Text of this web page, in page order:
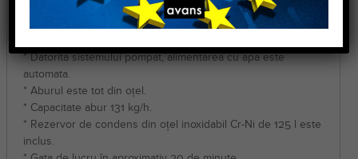
* Functioneaza cu curent electric de 380 V.
* Este 100% sigur cu supapă de siguranță dublă și sistem de
* Datorita sistemului pompat, alimentarea cu apa este
automata.
* Aburul este tot din oțel.
* Capacitate abur 131 kg/h.
* Rezervor de condens din oțel inoxidabil Cr-Ni de 125 l este
inclus.